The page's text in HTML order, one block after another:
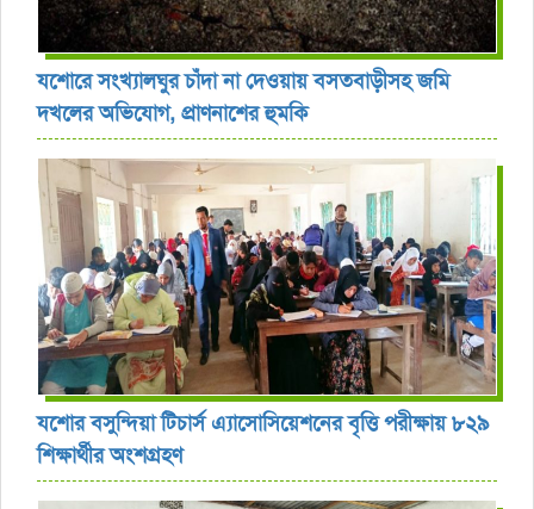
যশোরে সংখ্যালঘুর চাঁদা না দেওয়ায় বসতবাড়ীসহ জমি
দখলের অভিযোগ, প্রাণনাশের হুমকি
যশোর বসুন্দিয়া টিচার্স এ্যাসোসিয়েশনের বৃত্তি পরীক্ষায় ৮২৯
শিক্ষার্থীর অংশগ্রহণ